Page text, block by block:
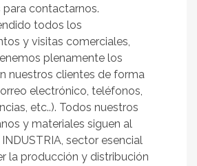
contactarnos.
todos los
y visitas comerciales,
plenamente los
nuestros clientes de forma
electrónico, teléfonos,
etc..). Todos nuestros
y materiales siguen al
sector esencial
la producción y distribución